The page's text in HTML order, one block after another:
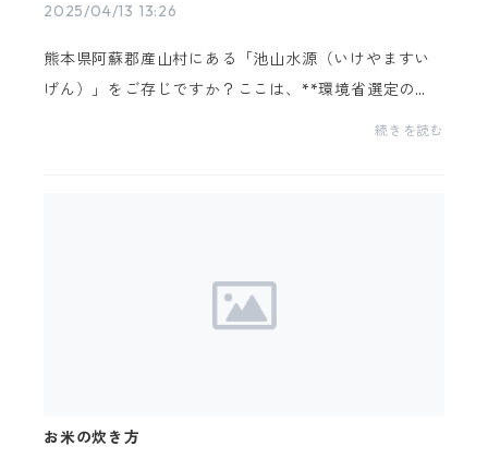
2025/04/13 13:26
熊本県阿蘇郡産山村にある「池山水源（いけやますい
げん）」をご存じですか？ここは、**環境省選定の
「名水百選」**にも選ばれた、まさに“日本一おいしい
続きを読む
お米の炊き方